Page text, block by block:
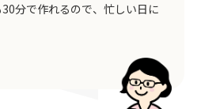
分で作れるので、忙しい日に